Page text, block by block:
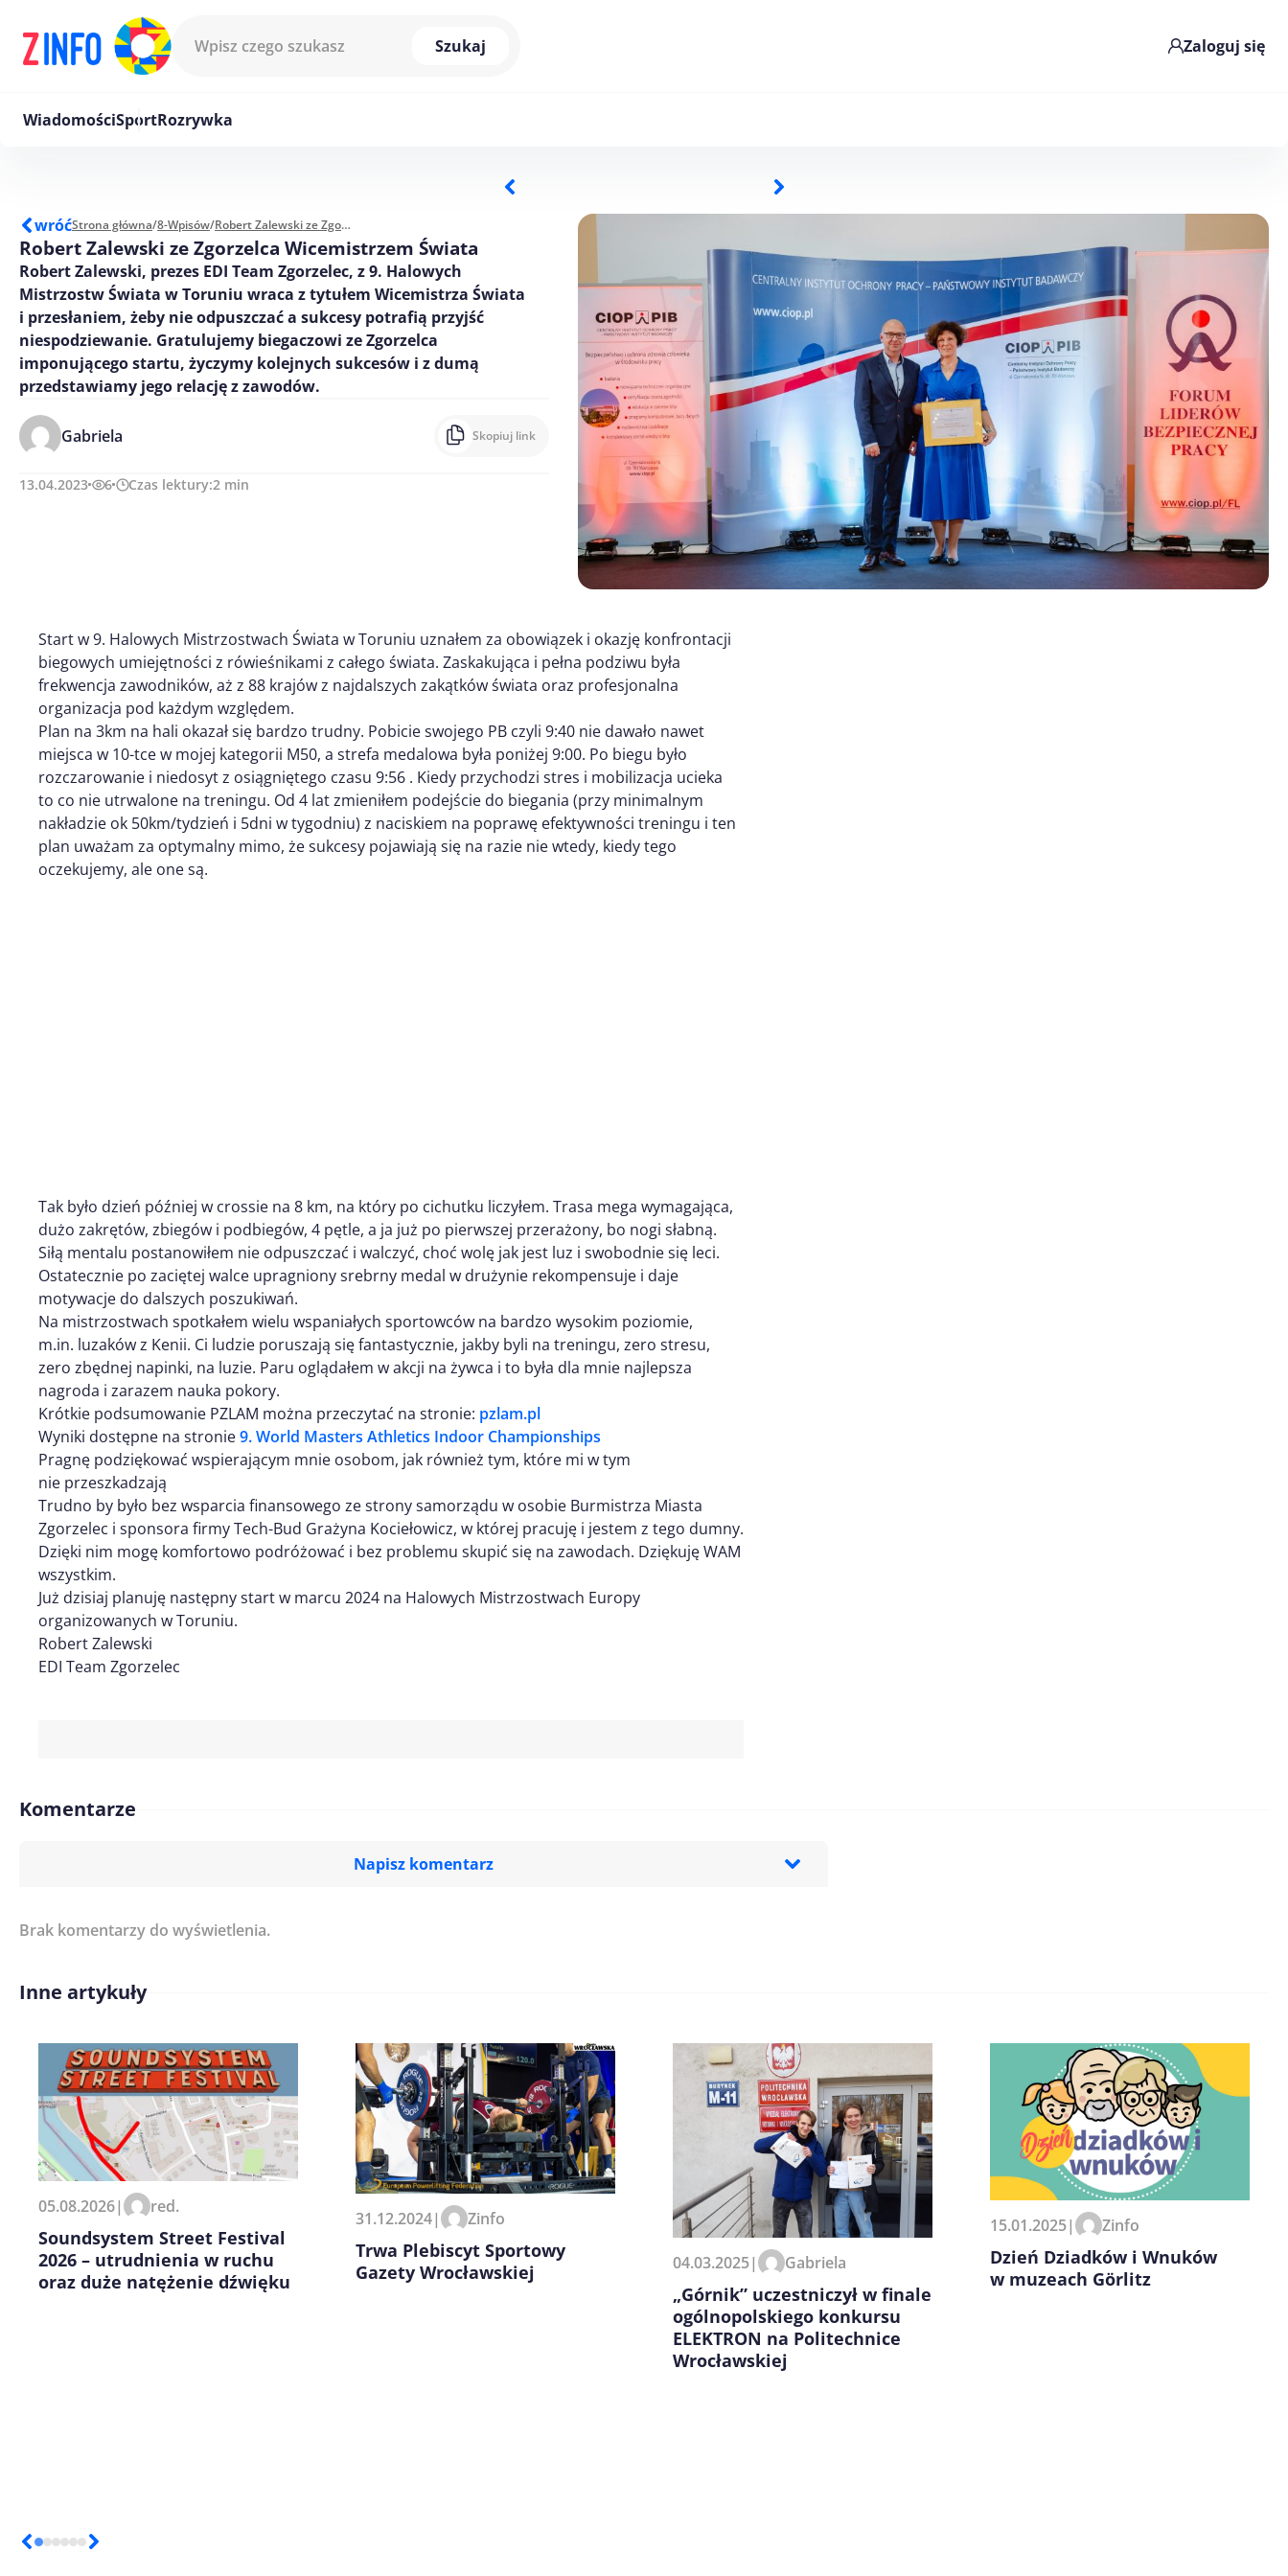
Szukaj
Zaloguj się
WiadomościSportRozrywka
wróćStrona główna/8-Wpisów/ Robert Zalewski ze Zgorzelca Wicemistrzem Świata
Robert Zalewski ze Zgorzelca Wicemistrzem Świata
Robert Zalewski, prezes EDI Team Zgorzelec, z 9. Halowych
Mistrzostw Świata w Toruniu wraca z tytułem Wicemistrza Świata
i przesłaniem, żeby nie odpuszczać a sukcesy potrafią przyjść
niespodziewanie. Gratulujemy biegaczowi ze Zgorzelca
imponującego startu, życzymy kolejnych sukcesów i z dumą
przedstawiamy jego relację z zawodów.
Gabriela Skopiuj link
13.04.2023 6 Czas lektury:2 min
Start w 9. Halowych Mistrzostwach Świata w Toruniu uznałem za obowiązek i okazję konfrontacji
biegowych umiejętności z rówieśnikami z całego świata. Zaskakująca i pełna podziwu była
frekwencja zawodników, aż z 88 krajów z najdalszych zakątków świata oraz profesjonalna
organizacja pod każdym względem.
Plan na 3km na hali okazał się bardzo trudny. Pobicie swojego PB czyli 9:40 nie dawało nawet
miejsca w 10-tce w mojej kategorii M50, a strefa medalowa była poniżej 9:00. Po biegu było
rozczarowanie i niedosyt z osiągniętego czasu 9:56 . Kiedy przychodzi stres i mobilizacja ucieka
to co nie utrwalone na treningu. Od 4 lat zmieniłem podejście do biegania (przy minimalnym
nakładzie ok 50km/tydzień i 5dni w tygodniu) z naciskiem na poprawę efektywności treningu i ten
plan uważam za optymalny mimo, że sukcesy pojawiają się na razie nie wtedy, kiedy tego
oczekujemy, ale one są.
Tak było dzień później w crossie na 8 km, na który po cichutku liczyłem. Trasa mega wymagająca,
dużo zakrętów, zbiegów i podbiegów, 4 pętle, a ja już po pierwszej przerażony, bo nogi słabną.
Siłą mentalu postanowiłem nie odpuszczać i walczyć, choć wolę jak jest luz i swobodnie się leci.
Ostatecznie po zaciętej walce upragniony srebrny medal w drużynie rekompensuje i daje
motywacje do dalszych poszukiwań.
Na mistrzostwach spotkałem wielu wspaniałych sportowców na bardzo wysokim poziomie,
m.in. luzaków z Kenii. Ci ludzie poruszają się fantastycznie, jakby byli na treningu, zero stresu,
zero zbędnej napinki, na luzie. Paru oglądałem w akcji na żywca i to była dla mnie najlepsza
nagroda i zarazem nauka pokory.
Krótkie podsumowanie PZLAM można przeczytać na stronie: pzlam.pl
Wyniki dostępne na stronie9. World Masters Athletics Indoor Championships
Pragnę podziękować wspierającym mnie osobom, jak również tym, które mi w tym
nie przeszkadzają
Trudno by było bez wsparcia finansowego ze strony samorządu w osobie Burmistrza Miasta
Zgorzelec i sponsora firmy Tech-Bud Grażyna Kociełowicz, w której pracuję i jestem z tego dumny.
Dzięki nim mogę komfortowo podróżować i bez problemu skupić się na zawodach. Dziękuję WAM
wszystkim.
Już dzisiaj planuję następny start w marcu 2024 na Halowych Mistrzostwach Europy
organizowanych w Toruniu.
Robert Zalewski
EDI Team Zgorzelec
Komentarze
Napisz komentarz
Imię/ Nick*
Zapamiętaj moje dane w tej przeglądarce podczas pisania
kolejnych komentarzy.
Brak komentarzy do wyświetlenia.
Inne artykuły
05.08.2026| red.
Soundsystem Street Festival
2026 – utrudnienia w ruchu
oraz duże natężenie dźwięku
31.12.2024| Zinfo
Trwa Plebiscyt Sportowy
Gazety Wrocławskiej
04.03.2025| Gabriela
„Górnik” uczestniczył w finale
ogólnopolskiego konkursu
ELEKTRON na Politechnice
Wrocławskiej
15.01.2025| Zinfo
Dzień Dziadków i Wnuków
w muzeach Görlitz